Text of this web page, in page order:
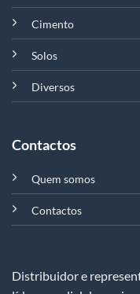
Cimento
Solos
Diversos
Contactos
Quem somos
Contactos
Distribuidor e